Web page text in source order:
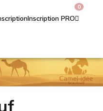
Inscription PRO
0